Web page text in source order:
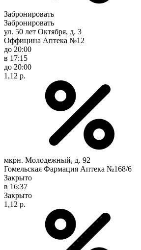
Забронировать
Забронировать
ул. 50 лет Октября, д. 3
Оффицина Аптека №12
до 20:00
в 17:15
до 20:00
1,12 р.
мкрн. Молодежный, д. 92
Гомельская Фармация Аптека №168/6
Закрыто
в 16:37
Закрыто
1,12 р.